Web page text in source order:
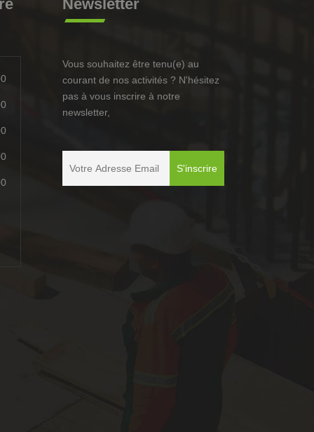
Newsletter
Vous souhaitez être tenu(e) au
courant de nos activités ? N'hésitez
pas à vous inscrire à notre
newsletter,